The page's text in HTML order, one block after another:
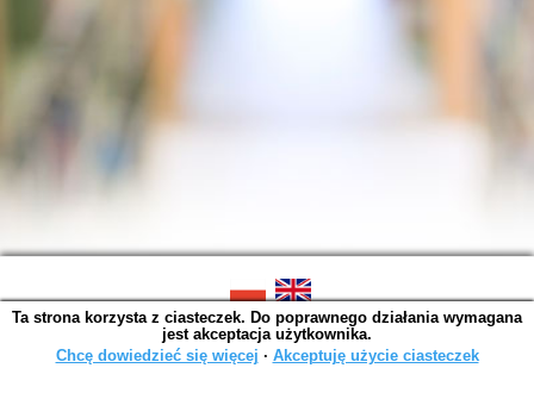
SOWA OPAC v. 6.11.10 (2026-07-24)
Wygenerowano w 0,0014 s.
Ta strona korzysta z ciasteczek. Do poprawnego działania wymagana
jest akceptacja użytkownika.
Chcę dowiedzieć się więcej ∙ Akceptuję użycie ciasteczek